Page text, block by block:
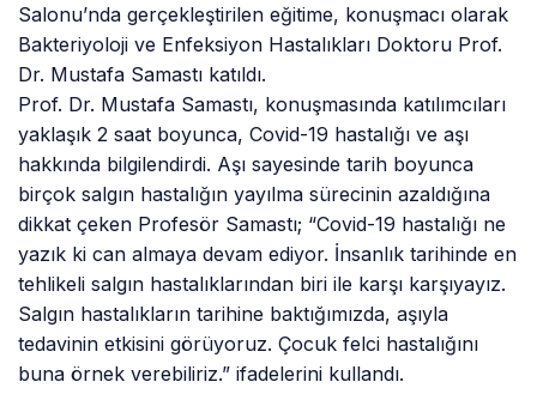
Salonu’nda gerçekleştirilen eğitime, konuşmacı olarak
Bakteriyoloji ve Enfeksiyon Hastalıkları Doktoru Prof.
Dr. Mustafa Samastı katıldı.
Prof. Dr. Mustafa Samastı, konuşmasında katılımcıları
yaklaşık 2 saat boyunca, Covid-19 hastalığı ve aşı
hakkında bilgilendirdi. Aşı sayesinde tarih boyunca
birçok salgın hastalığın yayılma sürecinin azaldığına
dikkat çeken Profesör Samastı; “Covid-19 hastalığı ne
yazık ki can almaya devam ediyor. İnsanlık tarihinde en
tehlikeli salgın hastalıklarından biri ile karşı karşıyayız.
Salgın hastalıkların tarihine baktığımızda, aşıyla
tedavinin etkisini görüyoruz. Çocuk felci hastalığını
buna örnek verebiliriz.” ifadelerini kullandı.